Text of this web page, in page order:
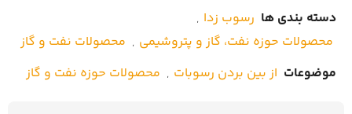
دسته بندی ها رسوب زدا ,
محصولات حوزه نفت، گاز و پتروشیمی , محصولات نفت و گاز
موضوعات از بین بردن رسوبات , محصولات حوزه نفت و گاز